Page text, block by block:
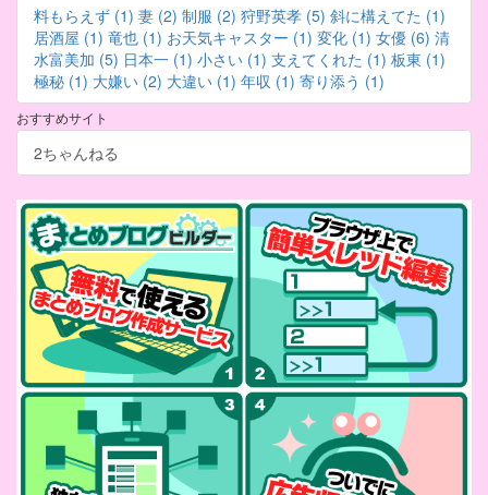
料もらえず (1) 妻 (2) 制服 (2) 狩野英孝 (5) 斜に構えてた (1)
居酒屋 (1) 竜也 (1) お天気キャスター (1) 変化 (1) 女優 (6) 清
水富美加 (5) 日本一 (1) 小さい (1) 支えてくれた (1) 板東 (1)
極秘 (1) 大嫌い (2) 大違い (1) 年収 (1) 寄り添う (1)
おすすめサイト
2ちゃんねる